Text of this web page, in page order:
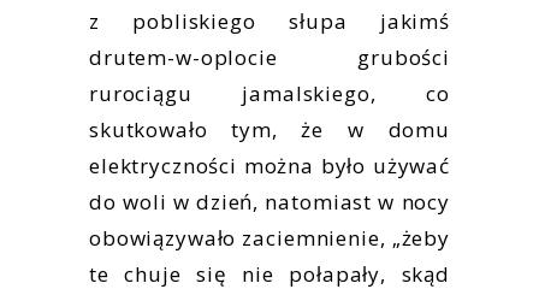
z pobliskiego słupa jakimś
drutem-w-oplocie grubości
rurociągu jamalskiego, co
skutkowało tym, że w domu
elektryczności można było używać
do woli w dzień, natomiast w nocy
obowiązywało zaciemnienie, „żeby
te chuje się nie połapały, skąd